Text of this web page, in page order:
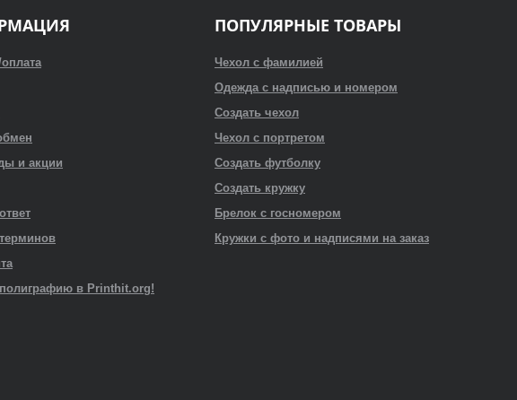
и акции
полиграфию в Printhit.org!
ПОПУЛЯРНЫЕ ТОВАРЫ
Чехол с фамилией
Одежда с надписью и номером
Создать чехол
Чехол с портретом
Создать футболку
Создать кружку
Брелок с госномером
Кружки с фото и надписями на заказ